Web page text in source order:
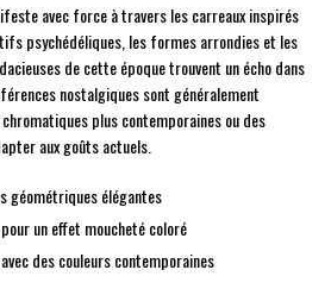
avec force à travers les carreaux inspirés
psychédéliques, les formes arrondies et les
de cette époque trouvent un écho dans
nostalgiques sont généralement
plus contemporaines ou des
aux goûts actuels.
géométriques élégantes
un effet moucheté coloré
des couleurs contemporaines